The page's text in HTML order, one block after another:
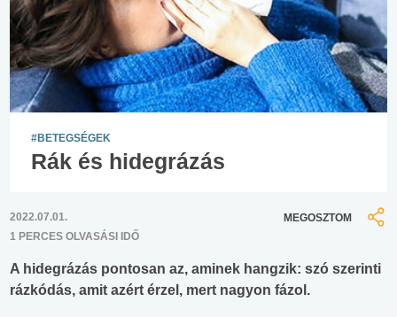
#BETEGSÉGEK
Rák és hidegrázás
2022.07.01.
1 PERCES OLVASÁSI IDŐ
MEGOSZTOM
A hidegrázás pontosan az, aminek hangzik: szó szerinti
rázkódás, amit azért érzel, mert nagyon fázol.